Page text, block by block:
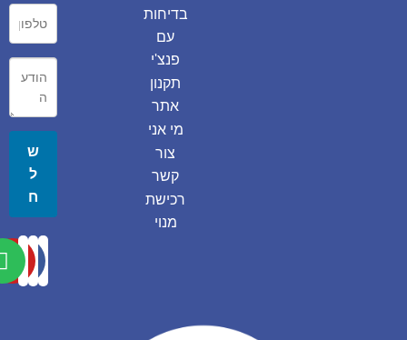
בדיחות
עם
פנצ'י
תקנון
אתר
מי אני
צור
קשר
רכישת
מנוי
ש
ל
ח